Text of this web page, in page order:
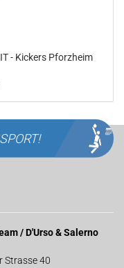
- Kickers Pforzheim
/ D'Urso & Salerno
Strasse 40